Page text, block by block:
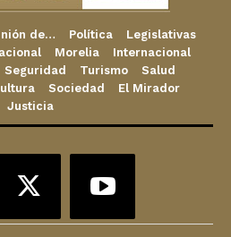
de… Política
Legislativas
Morelia
Internacional
Seguridad Turismo
Salud
Sociedad
El Mirador
Justicia